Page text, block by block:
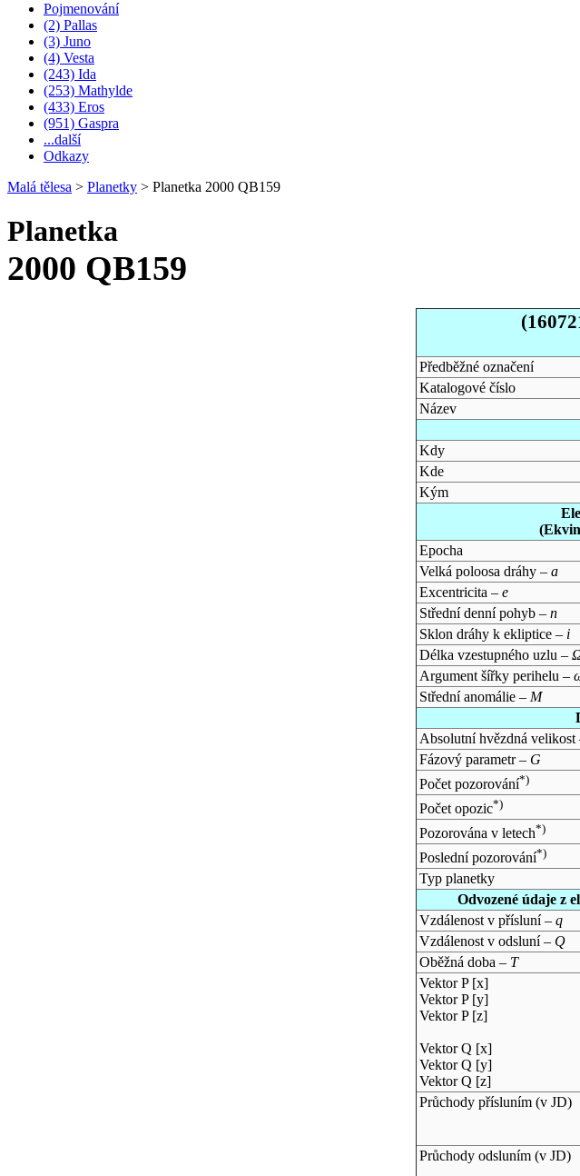
Pojmenování
(2) Pallas
(3) Juno
(4) Vesta
(243) Ida
(253) Mathylde
(433) Eros
(951) Gaspra
...další
Odkazy
Malá tělesa > Planetky > Planetka 2000 QB159
Planetka
2000 QB159
Předběžné označení
Katalogové číslo
Název
Kdy
Kde
Kým
Epocha
Velká poloosa dráhy – a
Excentricita – e
Střední denní pohyb – n
Sklon dráhy k ekliptice – i
Délka vzestupného uzlu –
Argument šířky perihelu –
Střední anomálie – M
Absolutní hvězdná velikost
Fázový parametr – G
Počet pozorování*)
Počet opozic*)
Pozorována v letech*)
Poslední pozorování*)
Typ planetky
Odvozené údaje z
Vzdálenost v přísluní – q
Vzdálenost v odsluní – Q
Oběžná doba – T
Vektor P [x]
Vektor P [y]
Vektor P [z]
Vektor Q [x]
Vektor Q [y]
Vektor Q [z]
Průchody přísluním (v JD)
Průchody odsluním (v JD)